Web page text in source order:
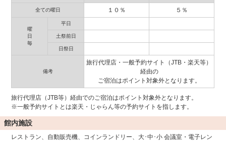
全ての曜日 １０％ ５％
曜
日
毎
平日
土祭前日
日祭日
備考
旅行代理店・一般予約サイト（JTB・楽天等）
経由の
ご宿泊はポイント対象外となります。
旅行代理店（JTB等）経由でのご宿泊はポイント対象外となります。
※一般予約サイトとは楽天・じゃらん等の予約サイトを指します。
館内施設
レストラン、自動販売機、コインランドリー、大･中･小 会議室・電子レン